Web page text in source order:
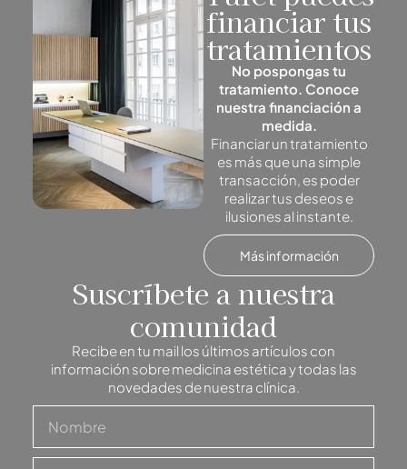
financiar tus
tratamientos
No pospongas tu
tratamiento. Conoce
nuestra financiación a
medida.
Financiar un tratamiento
es más que una simple
transacción, es poder
realizar tus deseos e
ilusiones al instante.
Más información
Suscríbete a nuestra
comunidad
Recibe en tu mail los últimos artículos con
información sobre medicina estética y todas las
novedades de nuestra clínica.